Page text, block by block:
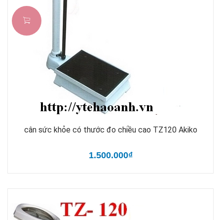
cân sức khỏe có thước đo chiều cao TZ120 Akiko
1.500.000₫